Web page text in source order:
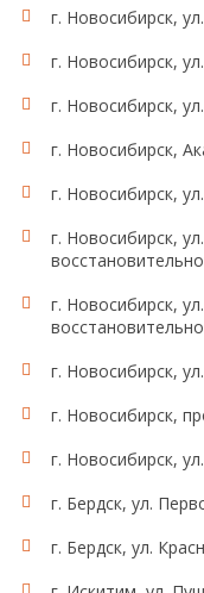
г. Новосибирск,
г. Новосибирск,
г. Новосибирск,
г. Новосибирск,
г. Новосибирск,
г. Новосибирск,
г. Новосибирск,
г. Новосибирск,
г. Новосибирск,
г. Новосибирск,
г. Бердск, ул.
г. Бердск, ул.